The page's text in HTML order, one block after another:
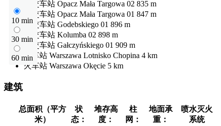
10 min
30 min
60 min
公交车站 Opacz Mała Targowa 02 835 m
公交车站 Opacz Mała Targowa 01 847 m
公交车站 Godebskiego 01 896 m
公交车站 Kolumba 02 898 m
公交车站 Gałczyńskiego 01 909 m
火车站 Warszawa Lotnisko Chopina 4 km
火车站 Warszawa Okęcie 5 km
建筑
总面积（平方
米）
状
态：
堆存高
度：
柱
网：
地面承
重：
喷水灭火
系统